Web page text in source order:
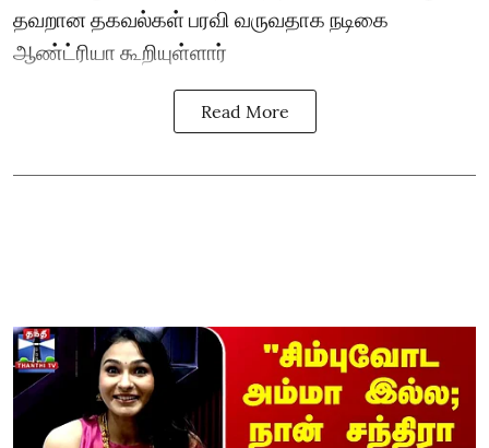
தவறான தகவல்கள் பரவி வருவதாக நடிகை
ஆண்ட்ரியா கூறியுள்ளார்
Read More